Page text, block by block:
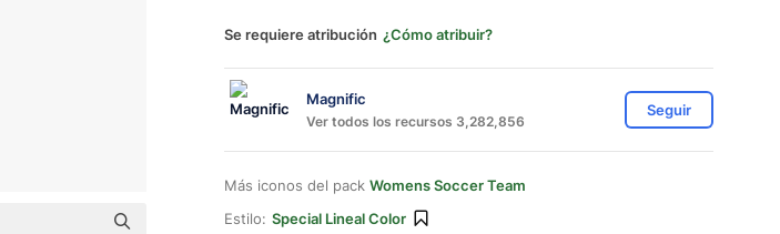
Se requiere atribución ¿Cómo atribuir?
Magnific
Ver todos los recursos 3,282,856
Seguir
Más iconos del pack Womens Soccer Team
Estilo: Special Lineal Color